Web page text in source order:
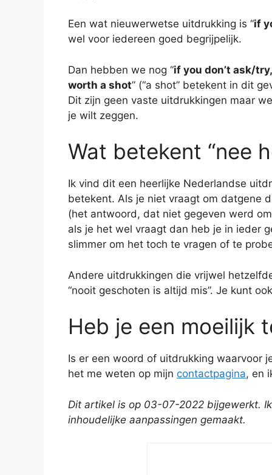
Een wat nieuwerwetse uitdrukking is “if
wel voor iedereen goed begrijpelijk.
Dan hebben we nog “if you don’t ask/
worth a shot” (“a shot” betekent in dit
Dit zijn geen vaste uitdrukkingen maar
je wilt zeggen.
Wat betekent “nee
Ik vind dit een heerlijke Nederlandse
betekent. Als je niet vraagt om datgene
(het antwoord, dat niet gegeven werd
als je het wel vraagt dan heb je in ieder
slimmer om het toch te vragen of te
Andere uitdrukkingen die vrijwel
“nooit geschoten is altijd mis”. Je kunt
Heb je een moeilijk
Is er een woord of uitdrukking waarvoor
het me weten op mijn contactpagina, en
Dit artikel is op 03-07-2022 bijgewerkt.
inhoudelijke aanpassingen gemaakt.